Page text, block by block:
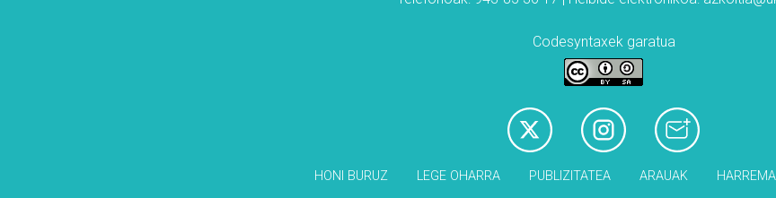
Codesyntaxek garatua
HONI BURUZ LEGE OHARRA PUBLIZITATEA ARAUAK